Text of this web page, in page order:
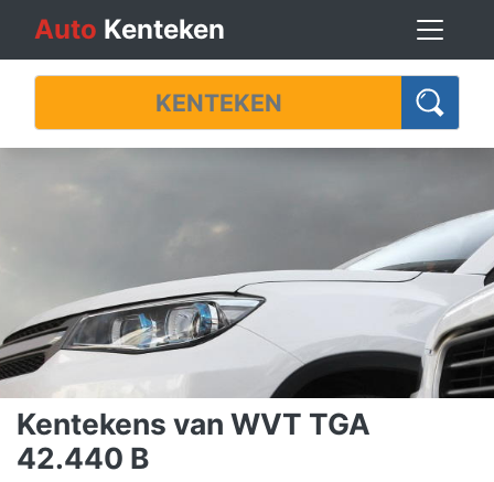
Auto Kenteken
Kentekens van WVT TGA
42.440 B